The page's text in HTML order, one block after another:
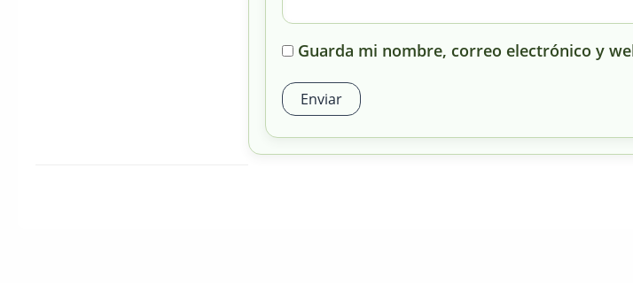
Guarda mi nombre, correo electrónico y